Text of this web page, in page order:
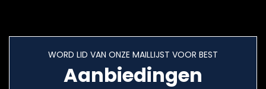
WORD LID VAN ONZE MAILLIJST VOOR BEST
Aanbiedingen